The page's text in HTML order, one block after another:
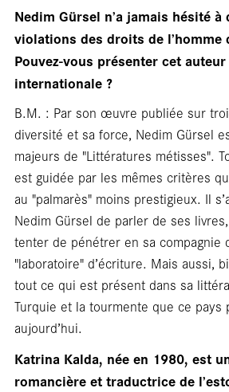
Nedim Gürsel n’a jamais hésité à
violations des droits de l’homme
Pouvez-vous présenter cet
internationale ?
B.M. : Par son œuvre publiée sur
diversité et sa force, Nedim Gürsel
majeurs de "Littératures métisses".
est guidée par les mêmes critères
au "palmarès" moins prestigieux. Il
Nedim Gürsel de parler de ses
tenter de pénétrer en sa compagnie
"laboratoire" d’écriture. Mais aussi,
tout ce qui est présent dans sa
Turquie et la tourmente que ce pays
aujourd’hui.
Katrina Kalda, née en 1980, est
romancière et traductrice de